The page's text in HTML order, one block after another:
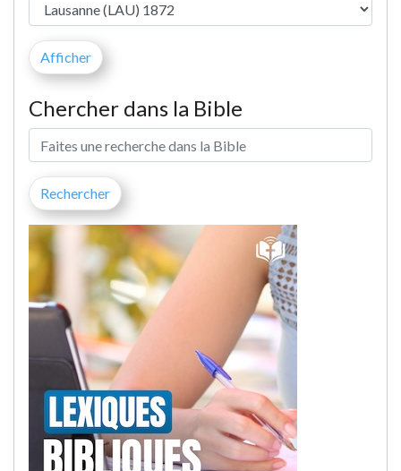
Chercher dans la Bible